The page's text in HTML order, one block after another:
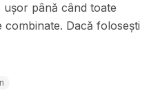
până când toate
combinate. Dacă folosești